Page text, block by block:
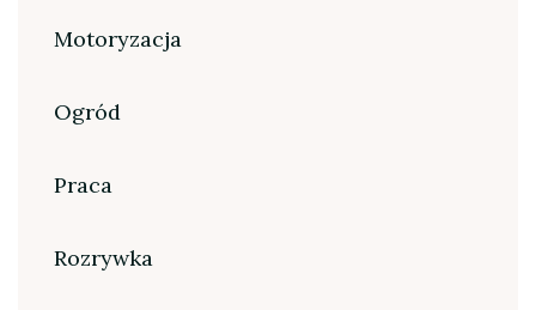
Motoryzacja
Ogród
Praca
Rozrywka